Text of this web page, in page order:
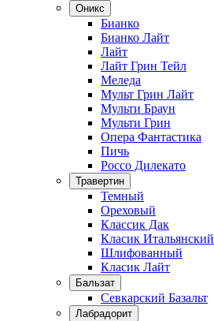
Оникс
Бианко
Бианко Лайт
Лайт
Лайт Грин Тейл
Меледа
Мульт Грин Лайт
Мульти Браун
Мульти Грин
Опера Фантастика
Пичь
Россо Дилекато
Травертин
Темный
Ореховый
Классик Дак
Класик Итальянский
Шлифованный
Класик Лайт
Бальзат
Севкарский Базальт
Лабрадорит